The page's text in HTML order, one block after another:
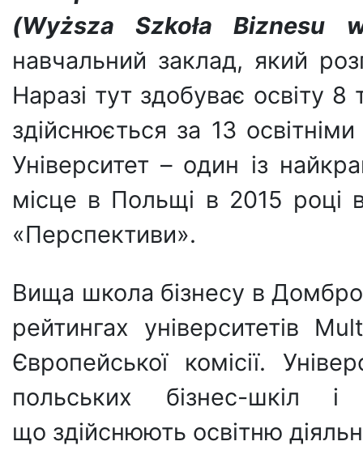
(Wyższa Szkoła Biznesu
навчальний заклад, який
Наразі тут здобуває освіту
здійснюється за 13
Університет – один із
місце в Польщі в 2015 році
«Перспективи».
Вища школа бізнесу в
рейтингах університетів
Європейської комісії.
польських бізнес-шкіл
що здійснюють освітню